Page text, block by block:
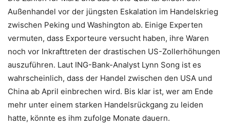
Außenhandel vor der jüngsten Eskalation im Handelskrieg
zwischen Peking und Washington ab. Einige Experten
vermuten, dass Exporteure versucht haben, ihre Waren
noch vor Inkrafttreten der drastischen US-Zollerhöhungen
auszuführen. Laut ING-Bank-Analyst Lynn Song ist es
wahrscheinlich, dass der Handel zwischen den USA und
China ab April einbrechen wird. Bis klar ist, wer am Ende
mehr unter einem starken Handelsrückgang zu leiden
hatte, könnte es ihm zufolge Monate dauern.